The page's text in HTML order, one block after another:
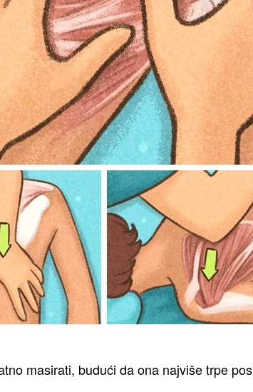
masirati, budući da ona najviše trpe